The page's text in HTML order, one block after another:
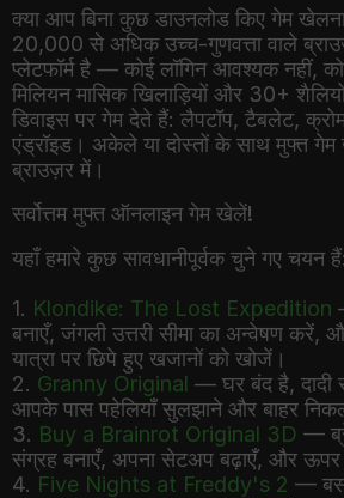
क्या आप बिना कुछ डाउनलोड किए गेम
20,000 से अधिक उच्च-गुणवत्ता वाले
प्लेटफॉर्म है — कोई लॉगिन आवश्यक नहीं,
मिलियन मासिक खिलाड़ियों और 30+
डिवाइस पर गेम देते हैं: लैपटॉप, टैबलेट,
एंड्रॉइड। अकेले या दोस्तों के साथ मुफ्त
ब्राउज़र में।
सर्वोत्तम मुफ्त ऑनलाइन गेम खेलें!
यहाँ हमारे कुछ सावधानीपूर्वक चुने गए चयन हैं:
1. Klondike: The Lost Expedition
बनाएँ, जंगली उत्तरी सीमा का अन्वेषण करें,
यात्रा पर छिपे हुए खजानों को खोजें।
2. Granny Original — घर बंद है,
आपके पास पहेलियाँ सुलझाने और बाहर
3. Buy a Brainrot Original 3D —
संग्रह बनाएँ, अपना सेटअप बढ़ाएँ, और
4. Five Nights at Freddy's 2 — बस